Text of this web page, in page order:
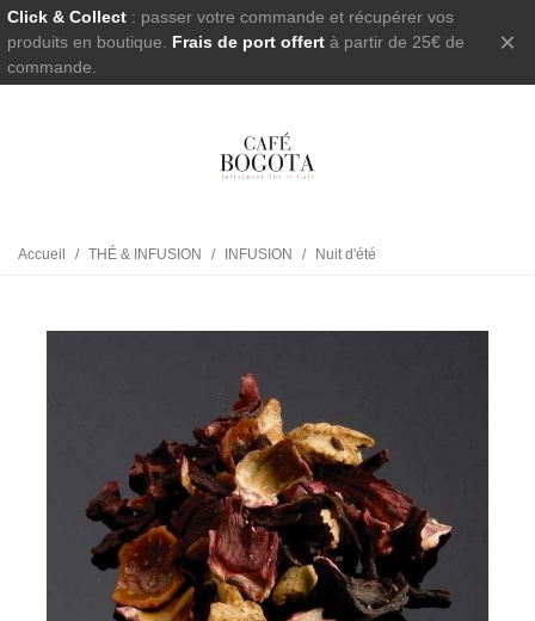
Click & Collect : passer votre commande et récupérer vos
produits en boutique.
Frais de port offert à partir de 25€ de
commande.
×
Accueil / THÉ & INFUSION / INFUSION / Nuit d'été